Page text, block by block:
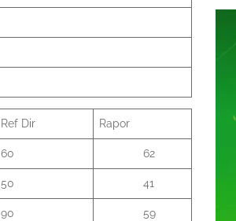
Ref Dir Rapor
60 62
50 41
90 59